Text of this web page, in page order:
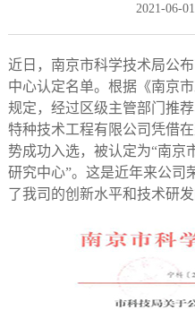
2021-06-
近日，南京市科学技术局公
中心认定名单。根据《南京
规定，经过区级主管部门推
特种技术工程有限公司凭借
势成功入选，被认定为“南京
研究中心”。这是近年来公司
了我司的创新水平和技术研发